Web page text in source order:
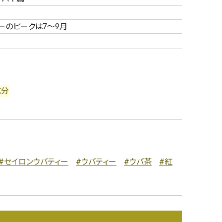
のピークは7～9月
セイロンウバティー #ウバティー #ウバ茶 #紅